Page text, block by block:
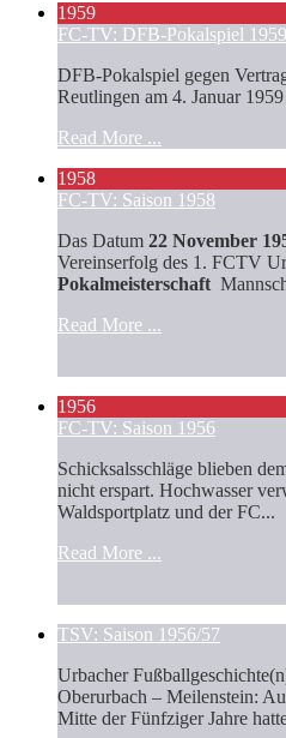
1959
FC-TV: DFB-Pokalspiel 1959
DFB-Pokalspiel gegen
Reutlingen am 4. Januar
Read More ...
1958
FC-TV: Saison 1958
Das Datum 22 November
Vereinserfolg des 1. FCTV
Pokalmeisterschaft
Read More ...
1956
FC-TV: Saison 1956
Schicksalsschläge blieben
nicht erspart. Hochwasser
Waldsportplatz und der FC...
Read More ...
TSV: Saison 1956/57
Urbacher
Oberurbach – Meilenstein:
Mitte der Fünfziger Jahre